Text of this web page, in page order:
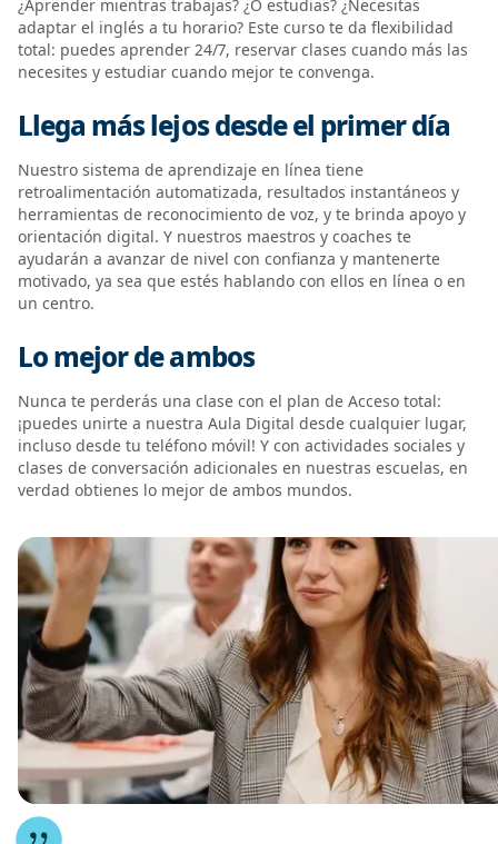
¿Aprender mientras trabajas? ¿O estudias? ¿Necesitas
adaptar el inglés a tu horario? Este curso te da flexibilidad
total: puedes aprender 24/7, reservar clases cuando más las
necesites y estudiar cuando mejor te convenga.
Llega más lejos desde el primer día
Nuestro sistema de aprendizaje en línea tiene
retroalimentación automatizada, resultados instantáneos y
herramientas de reconocimiento de voz, y te brinda apoyo y
orientación digital. Y nuestros maestros y coaches te
ayudarán a avanzar de nivel con confianza y mantenerte
motivado, ya sea que estés hablando con ellos en línea o en
un centro.
Lo mejor de ambos
Nunca te perderás una clase con el plan de Acceso total:
¡puedes unirte a nuestra Aula Digital desde cualquier lugar,
incluso desde tu teléfono móvil! Y con actividades sociales y
clases de conversación adicionales en nuestras escuelas, en
verdad obtienes lo mejor de ambos mundos.